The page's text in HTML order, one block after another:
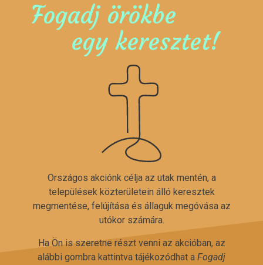
Fogadj örökbe
egy keresztet!
Országos akciónk célja az utak mentén, a
települések közterületein álló keresztek
megmentése, felújítása és állaguk megóvása az
utókor számára.
Ha Ön is szeretne részt venni az akcióban, az
alábbi gombra kattintva tájékozódhat a Fogadj